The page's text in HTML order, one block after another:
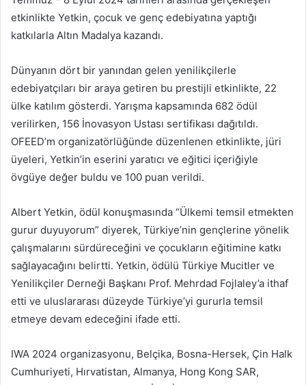
etkinlikte Yetkin, çocuk ve genç edebiyatına yaptığı
katkılarla Altın Madalya kazandı.
Dünyanın dört bir yanından gelen yenilikçilerle
edebiyatçıları bir araya getiren bu prestijli etkinlikte, 22
ülke katılım gösterdi. Yarışma kapsamında 682 ödül
verilirken, 156 İnovasyon Ustası sertifikası dağıtıldı.
OFEED’m organizatörlüğünde düzenlenen etkinlikte, jüri
üyeleri, Yetkin’in eserini yaratıcı ve eğitici içeriğiyle
övgüye değer buldu ve 100 puan verildi.
Albert Yetkin, ödül konuşmasında “Ülkemi temsil etmekten
gurur duyuyorum” diyerek, Türkiye’nin gençlerine yönelik
çalışmalarını sürdüreceğini ve çocukların eğitimine katkı
sağlayacağını belirtti. Yetkin, ödülü Türkiye Mucitler ve
Yenilikçiler Derneği Başkanı Prof. Mehrdad Fojlaley’a ithaf
etti ve uluslararası düzeyde Türkiye’yi gururla temsil
etmeye devam edeceğini ifade etti.
IWA 2024 organizasyonu, Belçika, Bosna-Hersek, Çin Halk
Cumhuriyeti, Hırvatistan, Almanya, Hong Kong SAR,